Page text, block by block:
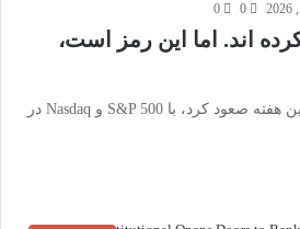
0
0
اند. اما این رمز است،
بازار سهام یک بار دیگر در این هفته صعود کرد، با S&P 500 و Nasdaq در